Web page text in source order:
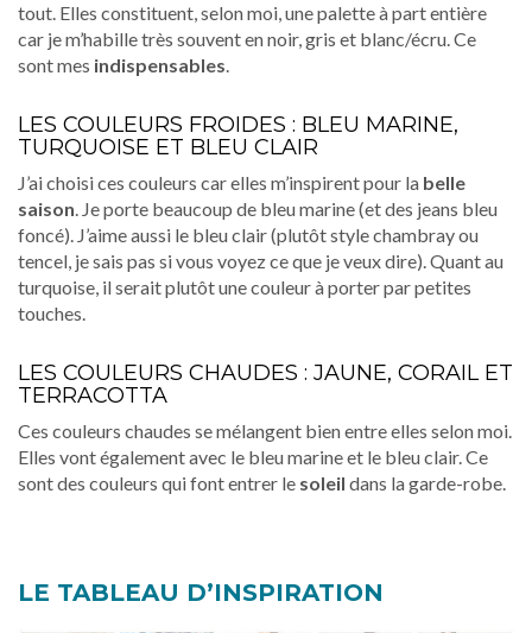
tout. Elles constituent, selon moi, une palette à part entière
car je m’habille très souvent en noir, gris et blanc/écru. Ce
sont mes indispensables.
LES COULEURS FROIDES : BLEU MARINE,
TURQUOISE ET BLEU CLAIR
J’ai choisi ces couleurs car elles m’inspirent pour la belle
saison. Je porte beaucoup de bleu marine (et des jeans bleu
foncé). J’aime aussi le bleu clair (plutôt style chambray ou
tencel, je sais pas si vous voyez ce que je veux dire). Quant au
turquoise, il serait plutôt une couleur à porter par petites
touches.
LES COULEURS CHAUDES : JAUNE, CORAIL ET
TERRACOTTA
Ces couleurs chaudes se mélangent bien entre elles selon moi.
Elles vont également avec le bleu marine et le bleu clair. Ce
sont des couleurs qui font entrer le soleil dans la garde-robe.
LE TABLEAU D’INSPIRATION